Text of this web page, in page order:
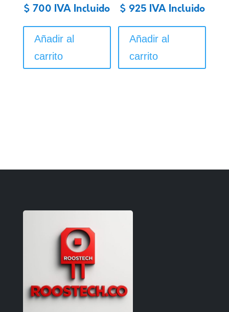
$ 700 IVA Incluido
Añadir al
carrito
$ 925 IVA Incluido
Añadir al
carrito